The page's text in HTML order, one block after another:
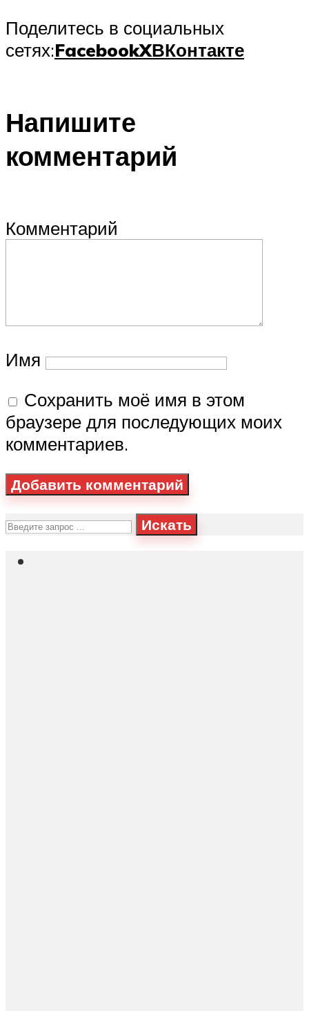
Поделитесь в социальных
сетях:FacebookXВКонтакте
Напишите
комментарий
Комментарий
Имя
Сохранить моё имя в этом
браузере для последующих моих
комментариев.
Искать